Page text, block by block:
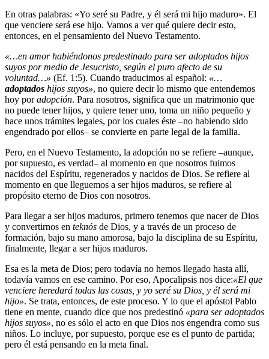
En otras palabras: «Yo seré su Padre, y él será mi hijo maduro». El
que venciere será ese hijo. Vamos a ver qué quiere decir esto,
entonces, en el pensamiento del Nuevo Testamento.
«…en amor habiéndonos predestinado para ser adoptados hijos
suyos por medio de Jesucristo, según el puro afecto de su
voluntad…» (Ef. 1:5). Cuando traducimos al español: «…
adoptados hijos suyos», no quiere decir lo mismo que entendemos
hoy poradopción. Para nosotros, significa que un matrimonio que
no puede tener hijos, y quiere tener uno, toma un niño pequeño y
hace unos trámites legales, por los cuales éste –no habiendo sido
engendrado por ellos– se convierte en parte legal de la familia.
Pero, en el Nuevo Testamento, la adopción no se refiere –aunque,
por supuesto, es verdad– al momento en que nosotros fuimos
nacidos del Espíritu, regenerados y nacidos de Dios. Se refiere al
momento en que lleguemos a ser hijos maduros, se refiere al
propósito eterno de Dios con nosotros.
Para llegar a ser hijos maduros, primero tenemos que nacer de Dios
y convertirnos en teknós de Dios, y a través de un proceso de
formación, bajo su mano amorosa, bajo la disciplina de su Espíritu,
finalmente, llegar a ser hijos maduros.
Esa es la meta de Dios; pero todavía no hemos llegado hasta allí,
todavía vamos en ese camino. Por eso, Apocalipsis nos dice:«El que
venciere heredará todas las cosas, y yo seré su Dios, y él será mi
hijo». Se trata, entonces, de este proceso. Y lo que el apóstol Pablo
tiene en mente, cuando dice que nos predestinó «para ser adoptados
hijos suyos», no es sólo el acto en que Dios nos engendra como sus
niños. Lo incluye, por supuesto, porque ese es el punto de partida;
pero él está pensando en la meta final.